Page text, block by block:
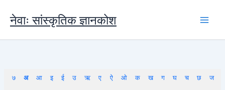
content
नेवाः सांस्कृतिक ज्ञानकोश
७ अ आ इ ई उ ऋ ए ऐ ओ क ख ग घ च छ
ज